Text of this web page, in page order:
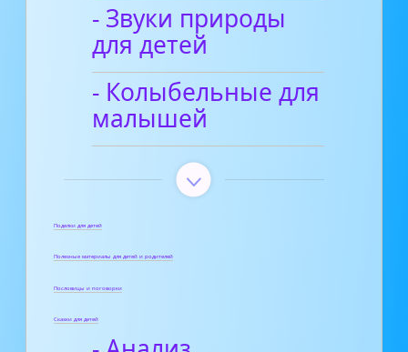
- Звуки природы
для детей
- Колыбельные для
малышей
Поделки для детей
Полезные материалы для детей и родителей
Пословицы и поговорки
Сказки для детей